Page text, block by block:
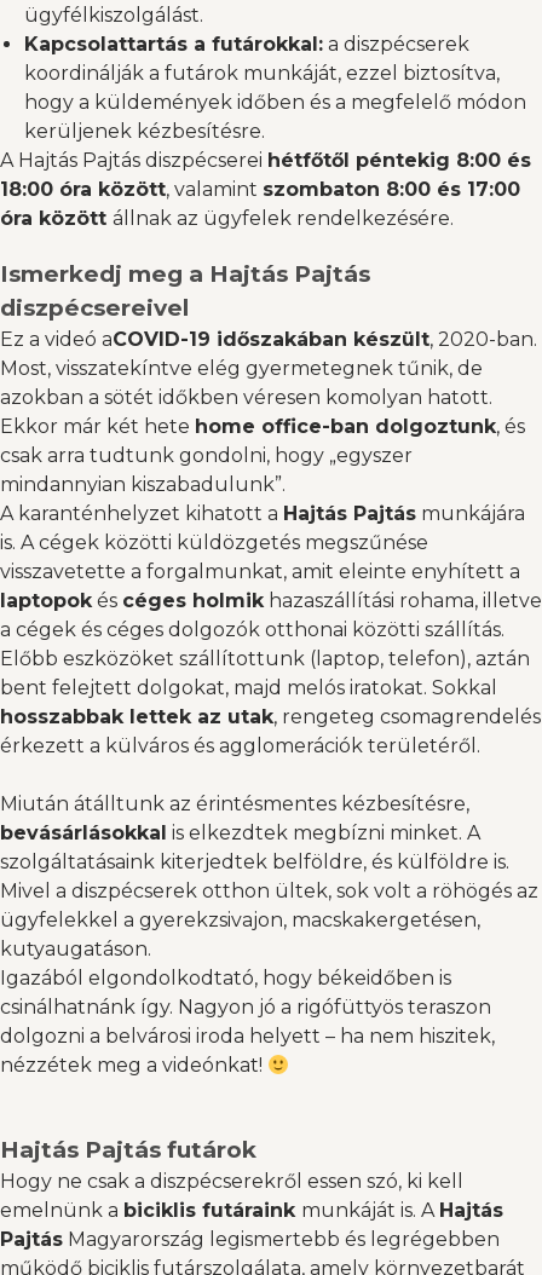
ügyfélkiszolgálást.​
Kapcsolattartás a futárokkal: a diszpécserek
koordinálják a futárok munkáját, ezzel biztosítva,
hogy a küldemények időben és a megfelelő módon
kerüljenek kézbesítésre.​
A Hajtás Pajtás diszpécserei hétfőtől péntekig 8:00 és
18:00 óra között, valamint szombaton 8:00 és 17:00
óra között állnak az ügyfelek rendelkezésére.
Ismerkedj meg a Hajtás Pajtás
diszpécsereivel
Ez a videó aCOVID-19 időszakában készült, 2020-ban.
Most, visszatekíntve elég gyermetegnek tűnik, de
azokban a sötét időkben véresen komolyan hatott.
Ekkor már két hete home office-ban dolgoztunk, és
csak arra tudtunk gondolni, hogy „egyszer
mindannyian kiszabadulunk”.
A karanténhelyzet kihatott a Hajtás Pajtás munkájára
is. A cégek közötti küldözgetés megszűnése
visszavetette a forgalmunkat, amit eleinte enyhített a
laptopokés céges holmikhazaszállítási rohama, illetve
a cégek és céges dolgozók otthonai közötti szállítás.
Előbb eszközöket szállítottunk (laptop, telefon), aztán
bent felejtett dolgokat, majd melós iratokat. Sokkal
hosszabbak lettek az utak, rengeteg csomagrendelés
érkezett a külváros és agglomerációk területéről.
Miután átálltunk az érintésmentes kézbesítésre,
bevásárlásokkal is elkezdtek megbízni minket. A
szolgáltatásaink kiterjedtek belföldre, és külföldre is.
Mivel a diszpécserek otthon ültek, sok volt a röhögés az
ügyfelekkel a gyerekzsivajon, macskakergetésen,
kutyaugatáson.
Igazából elgondolkodtató, hogy békeidőben is
csinálhatnánk így. Nagyon jó a rigófüttyös teraszon
dolgozni a belvárosi iroda helyett – ha nem hiszitek,
nézzétek meg a videónkat!
Hajtás Pajtás futárok
Hogy ne csak a diszpécserekről essen szó, ki kell
emelnünk a biciklis futáraink munkáját is. A Hajtás
Pajtás Magyarország legismertebb és legrégebben
működő biciklis futárszolgálata, amely környezetbarát